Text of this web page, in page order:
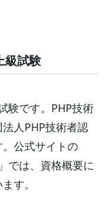
級試験
験です。PHP技術
人PHP技術者認
公式サイトの
では、資格概要に
す。